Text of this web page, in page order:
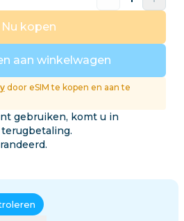
aan winkelwagen
Nu kopen
door eSIM te kopen en aan te
gebruiken, komt u in